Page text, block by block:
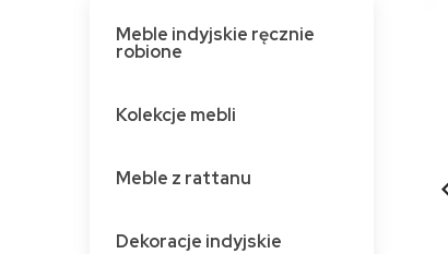
Meble indyjskie ręcznie
robione
Kolekcje mebli
Meble z rattanu
Dekoracje indyjskie